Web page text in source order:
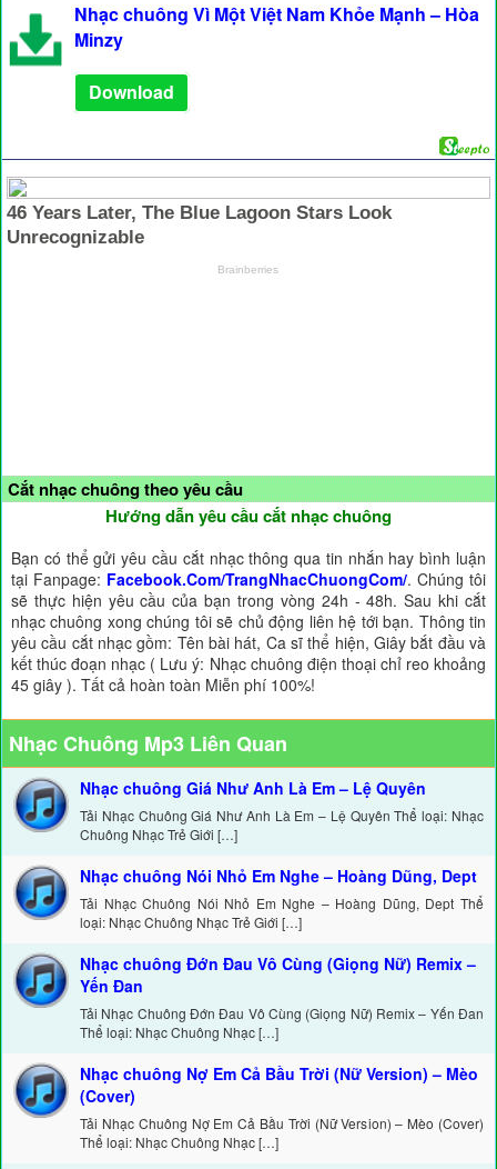
Nhạc chuông Vì Một Việt Nam Khỏe Mạnh – Hòa
Minzy
Download
Cắt nhạc chuông theo yêu cầu
Hướng dẫn yêu cầu cắt nhạc chuông
Bạn có thể gửi yêu cầu cắt nhạc thông qua tin nhắn hay bình luận
tại Fanpage: Facebook.Com/TrangNhacChuongCom/. Chúng tôi
sẽ thực hiện yêu cầu của bạn trong vòng 24h - 48h. Sau khi cắt
nhạc chuông xong chúng tôi sẽ chủ động liên hệ tới bạn. Thông tin
yêu cầu cắt nhạc gồm: Tên bài hát, Ca sĩ thể hiện, Giây bắt đầu và
kết thúc đoạn nhạc ( Lưu ý: Nhạc chuông điện thoại chỉ reo khoảng
45 giây ). Tất cả hoàn toàn Miễn phí 100%!
Nhạc Chuông Mp3 Liên Quan
Nhạc chuông Giá Như Anh Là Em – Lệ Quyên
Tải Nhạc Chuông Giá Như Anh Là Em – Lệ Quyên Thể loại: Nhạc
Chuông Nhạc Trẻ Giới […]
Nhạc chuông Nói Nhỏ Em Nghe – Hoàng Dũng, Dept
Tải Nhạc Chuông Nói Nhỏ Em Nghe – Hoàng Dũng, Dept Thể
loại: Nhạc Chuông Nhạc Trẻ Giới […]
Nhạc chuông Đớn Đau Vô Cùng (Giọng Nữ) Remix –
Yến Đan
Tải Nhạc Chuông Đớn Đau Vô Cùng (Giọng Nữ) Remix – Yến Đan
Thể loại: Nhạc Chuông Nhạc […]
Nhạc chuông Nợ Em Cả Bầu Trời (Nữ Version) – Mèo
(Cover)
Tải Nhạc Chuông Nợ Em Cả Bầu Trời (Nữ Version) – Mèo (Cover)
Thể loại: Nhạc Chuông Nhạc […]